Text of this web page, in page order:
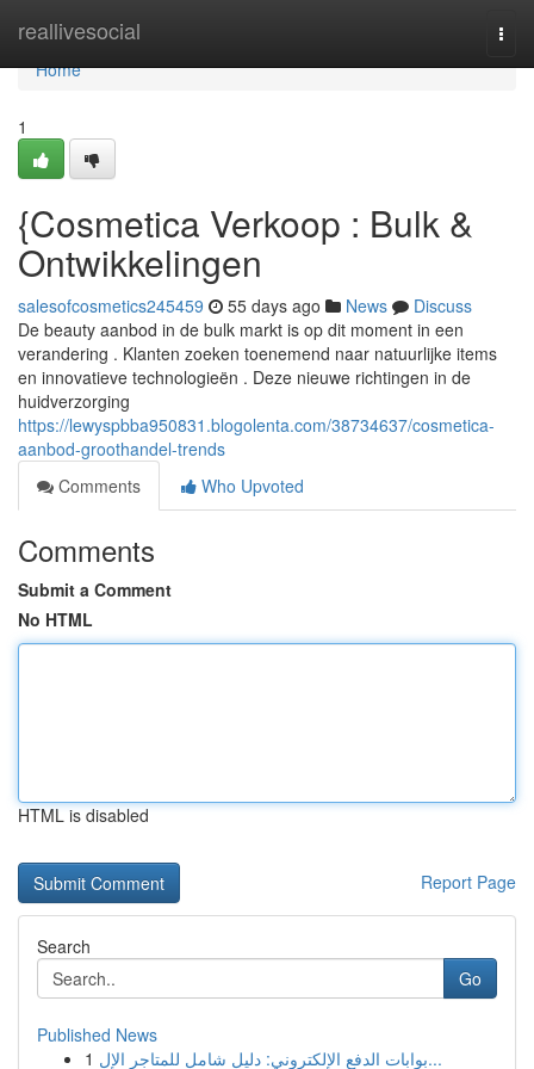
reallivesocial
Home
Home
1
{Cosmetica Verkoop : Bulk &
Ontwikkelingen
salesofcosmetics245459 55 days ago News
Discuss
De beauty aanbod in de bulk markt is op dit moment in een
verandering . Klanten zoeken toenemend naar natuurlijke items
en innovatieve technologieën . Deze nieuwe richtingen in de
huidverzorging
https://lewyspbba950831.blogolenta.com/38734637/cosmetica-
aanbod-groothandel-trends
Comments
Who Upvoted
Comments
Submit a Comment
No HTML
HTML is disabled
Report Page
Search
Go
Published News
1
بوابات الدفع الإلكتروني: دليل شامل للمتاجر الإل...